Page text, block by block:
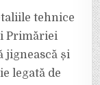
tehnice
Primăriei
jignească și
legată de